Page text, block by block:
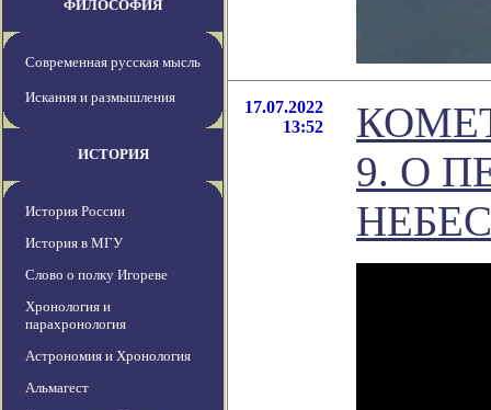
ФИЛОСОФИЯ
Современная русская мысль
Искания и размышления
ИСТОРИЯ
История России
История в МГУ
Слово о полку Игореве
Хронология и
парахронология
Астрономия и Хронология
Альмагест
17.07.2022
13:52
9. О